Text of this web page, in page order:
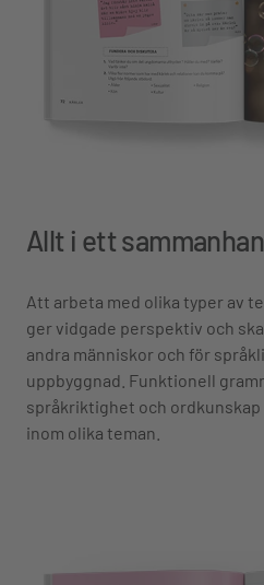
Allt i ett
Att arbeta med olika typer av
ger vidgade perspektiv och
andra människor och för
uppbyggnad. Funktionell
språkriktighet och ordkunskap
inom olika teman.